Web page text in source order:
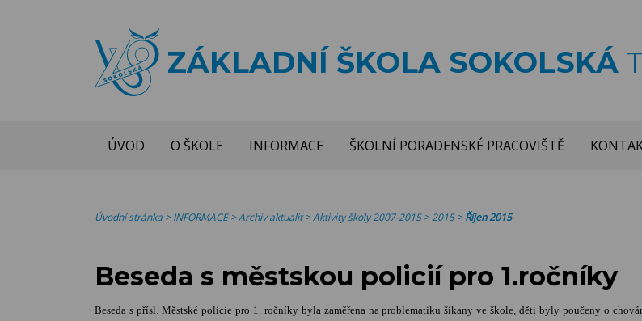
ZÁKLADNÍ ŠKOLA SOKOLSKÁ
ÚVOD O ŠKOLE INFORMACE ŠKOLNÍ PORADENSKÉ PRACOVIŠTĚ
Úvodní stránka >INFORMACE>Archiv aktualit>Aktivity školy 2007-2015>2015>Říjen 2015
Beseda s městskou policií pro 1.ročníky
Beseda s přísl. Městské policie pro 1. ročníky byla zaměřena na problematiku šikany ve škole, děti byly poučeny o